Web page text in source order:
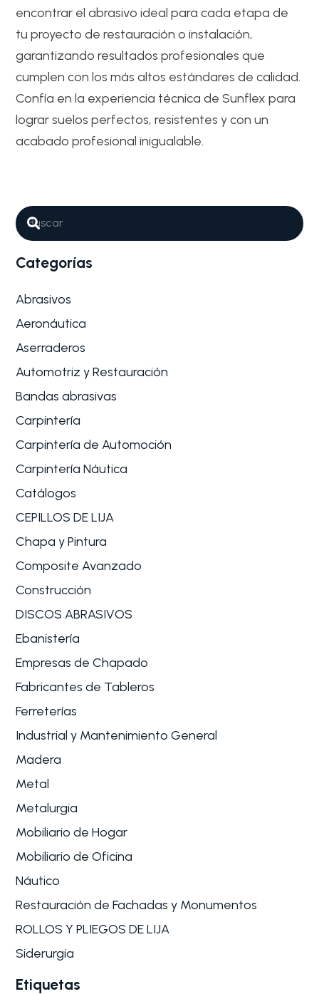
encontrar el abrasivo ideal para cada etapa de
tu proyecto de restauración o instalación,
garantizando resultados profesionales que
cumplen con los más altos estándares de calidad.
Confía en la experiencia técnica de Sunflex para
lograr suelos perfectos, resistentes y con un
acabado profesional inigualable.
Por qué son tan importantes los
Abrasivos para Parqué y tarima
flotante
La restauración y el mantenimiento de suelos de
madera son tareas que…
Categorías
Abrasivos
Aeronáutica
Aserraderos
Automotriz y Restauración
Bandas abrasivas
Carpintería
Carpintería de Automoción
Carpintería Náutica
Catálogos
CEPILLOS DE LIJA
Chapa y Pintura
Composite Avanzado
Construcción
DISCOS ABRASIVOS
Ebanistería
Empresas de Chapado
Fabricantes de Tableros
Ferreterías
Industrial y Mantenimiento General
Madera
Metal
Metalurgia
Mobiliario de Hogar
Mobiliario de Oficina
Náutico
Restauración de Fachadas y Monumentos
ROLLOS Y PLIEGOS DE LIJA
Siderurgia
Etiquetas